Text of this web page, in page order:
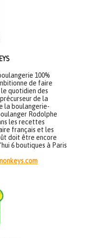
100%
de faire
quotidien des
de la
la boulangerie-
Rodolphe
les recettes
français et les
doit être encore
6 boutiques à Paris